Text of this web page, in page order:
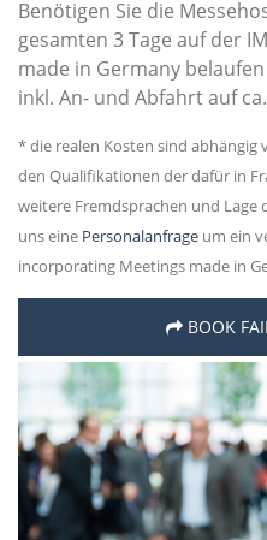
Benötigen Sie die
gesamten 3 Tage auf der
made in Germany
inkl. An- und Abfahrt auf ca.
* die realen Kosten sind
den Qualifikationen der dafür in
weitere Fremdsprachen und Lage
uns eine Personalanfrage um ein
incorporating Meetings made in
BOOK